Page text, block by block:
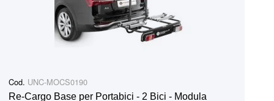
Cod. UNC-MOCS0190
Re-Cargo Base per Portabici - 2 Bici - Modula